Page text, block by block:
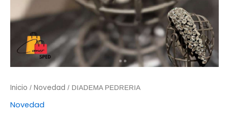
Inicio / Novedad / DIADEMA PEDRERIA
Novedad